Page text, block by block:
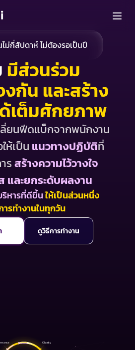
ไม่กี่สัปดาห์ ไม่ต้องรอเป็นปี
มีส่วนร่วม
กัน และสร้าง
เต็มศักยภาพ
ยนฟีดแบ็กจากพนักงาน
ห้เป็น แนวทางปฏิบัติที่
ร สร้างความไว้วางใจ
และยกระดับผลงาน
ริหารที่ดีขึ้น ให้เป็นส่วนหนึ่ง
รทำงานในทุกวัน
ดูวิธีการทำงาน
Clarity